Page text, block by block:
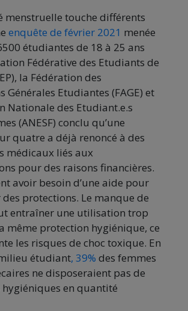
menstruelle touche différents
enquête de février 2021 menée
étudiantes de 18 à 25 ans
Fédérative des Etudiants de
la Fédération des
Générales Etudiantes (FAGE) et
Nationale des Etudiant.e.s
(ANESF) conclu qu’une
quatre a déjà renoncé à des
médicaux liés aux
pour des raisons financières.
avoir besoin d’une aide pour
protections. Le manque de
entraîner une utilisation trop
même protection hygiénique, ce
les risques de choc toxique. En
étudiant, 39% des femmes
ne disposeraient pas de
en quantité